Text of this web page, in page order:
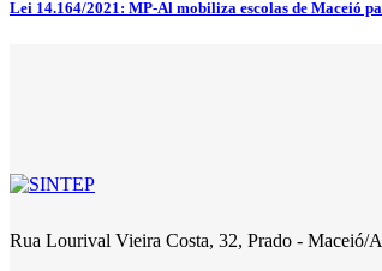
Lei 14.164/2021: MP-Al mobiliza escolas de Maceió
Rua Lourival Vieira Costa, 32, Prado - Maceió/